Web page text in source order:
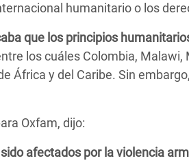
humanitario o los
que los principios
los cuáles Colombia, Malawi,
África y del Caribe. Sin
Oxfam, dijo:
afectados por la violencia